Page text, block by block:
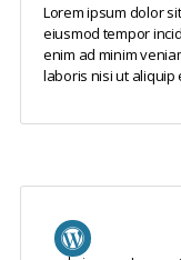
Lorem ipsum dolor
eiusmod tempor
enim ad minim
laboris nisi ut aliquip